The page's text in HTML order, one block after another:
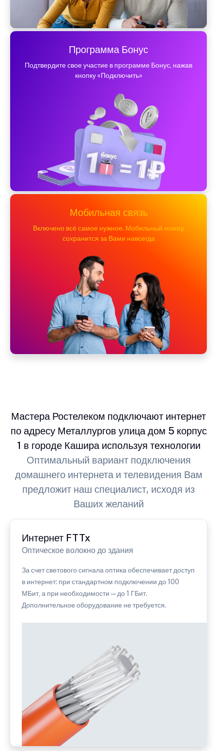
Программа Бонус
Подтвердите свое участие в программе Бонус, нажав
кнопку «Подключить»
Мобильная связь
Включено всё самое нужное. Мобильный номер
сохранится за Вами навсегда
Мастера Ростелеком подключают интернет
по адресу Металлургов улица дом 5 корпус
1 в городе Кашира используя технологии
Оптимальный вариант подключения
домашнего интернета и телевидения Вам
предложит наш специалист, исходя из
Ваших желаний
Интернет FTTx
Оптическое волокно до здания
За счет светового сигнала оптика обеспечивает доступ
в интернет: при стандартном подключении до 100
МБит, а при необходимости — до 1 ГБит.
Дополнительное оборудование не требуется.